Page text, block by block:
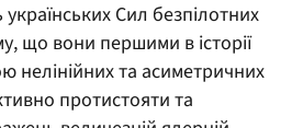
Сил безпілотних
що вони першими в історії
нелінійних та асиметричних
протистояти та